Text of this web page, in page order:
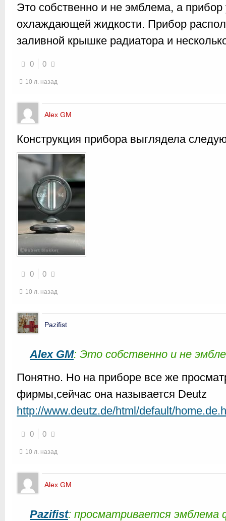
Это собственно и не эмблема, а
охлаждающей жидкости. Прибор
заливной крышке радиатора и
0 0
10 л. назад
Alex GM
Конструкция прибора выглядела
0 0
10 л. назад
Pazifist
Alex GM: Это собственно и не
Понятно. Но на приборе все же
фирмы,сейчас она называется Deutz
http://www.deutz.de/html/default/
0 0
10 л. назад
Alex GM
Pazifist: просматривается эмблема